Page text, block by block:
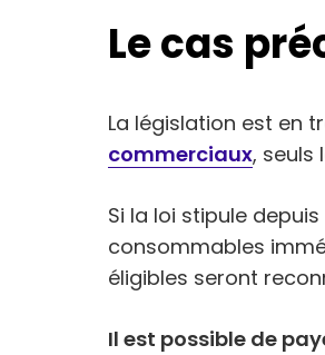
Le cas
La législation est en
commerciaux, seuls
Si la loi stipule
consommables
éligibles seront
Il est possible de